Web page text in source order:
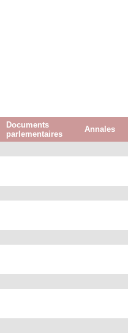
Documents
parlementaires
Annales